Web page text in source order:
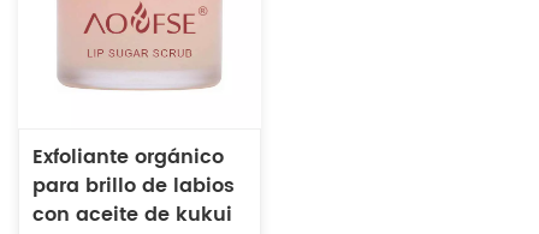
Exfoliante orgánico
para brillo de labios
con aceite de kukui